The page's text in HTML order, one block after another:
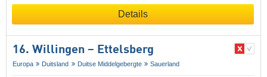
Details
16. Willingen – Ettelsberg
Europa Duitsland Duitse Middelgebergte Sauerland